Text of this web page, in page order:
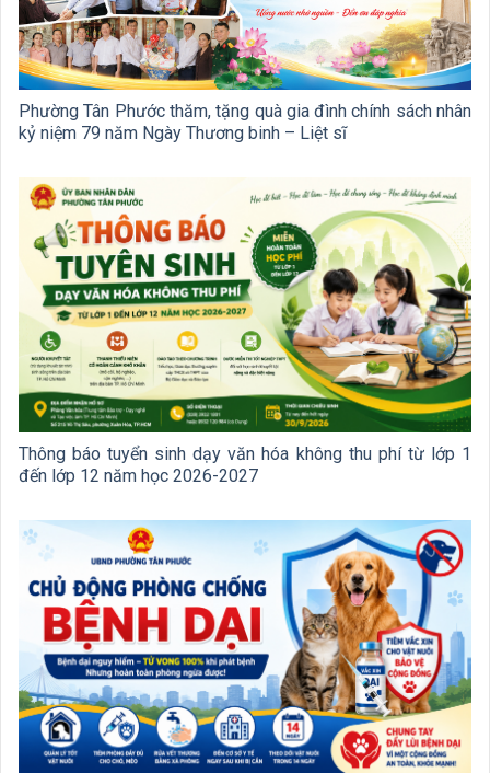
Phường Tân Phước thăm, tặng quà gia đình chính sách nhân
kỷ niệm 79 năm Ngày Thương binh – Liệt sĩ
Thông báo tuyển sinh dạy văn hóa không thu phí từ lớp 1
đến lớp 12 năm học 2026-2027